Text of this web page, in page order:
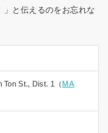
」と伝えるのをお忘れな
Ton St., Dist. 1（ MA